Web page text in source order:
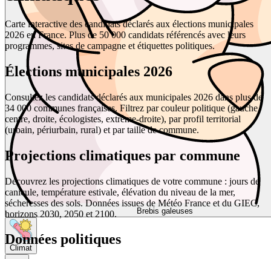
Brebis galeuses
Climat
Carte interactive des candidats déclarés aux élections municipales
2026 en France. Plus de 50 000 candidats référencés avec leurs
programmes, sites de campagne et étiquettes politiques.
Élections municipales 2026
Consultez les candidats déclarés aux municipales 2026 dans plus de
34 000 communes françaises. Filtrez par couleur politique (gauche,
centre, droite, écologistes, extrême-droite), par profil territorial
(urbain, périurbain, rural) et par taille de commune.
Projections climatiques par commune
Découvrez les projections climatiques de votre commune : jours de
canicule, température estivale, élévation du niveau de la mer,
sécheresses des sols. Données issues de Météo France et du GIEC,
horizons 2030, 2050 et 2100.
Données politiques